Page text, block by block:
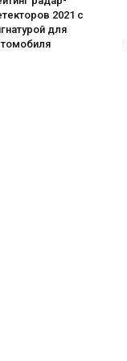
2021 с
для